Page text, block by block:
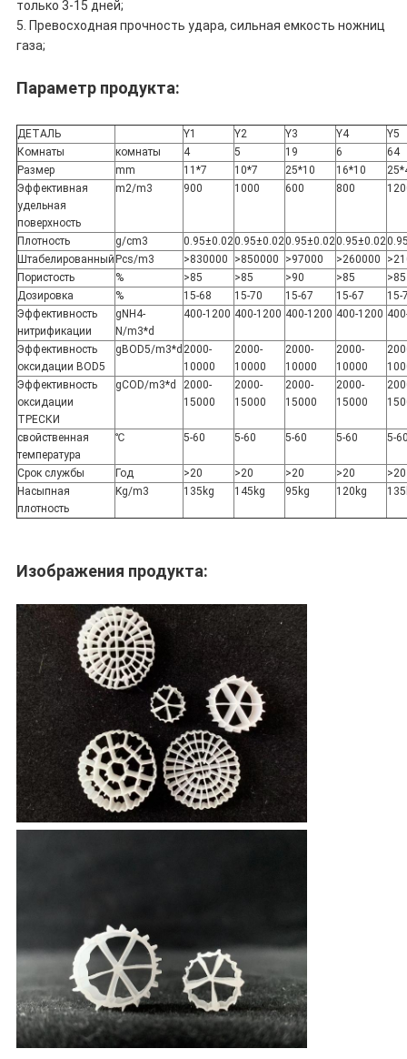
только 3-15 дней;
5. Превосходная прочность удара, сильная емкость ножниц
газа;
Параметр продукта:
ДЕТАЛЬ Y1 Y2 Y3 Y4
Y5
Комнаты
комнаты 4 5 19 6
64
Размер
mm 11*7 10*7 25*10 16*10
Эффективная
удельная
поверхность
m2/m3 900 1000 600 800
Плотность g/cm3 0.95±0.020.95±0.020.95±0.020.95±0.02
Штабелированный Pcs/m3 >830000 >850000 >97000 >260000
Пористость
% >85 >85 >90 >85
>85
Дозировка
% 15-68 15-70 15-67 15-67
15-
Эффективность
нитрификации
gNH4-
N/m3*d
400-1200 400-1200 400-1200 400-1200
Эффективность
оксидации BOD5
gBOD5/m3*d 2000-
10000
2000-
10000
2000-
10000
2000-
10000
Эффективность
оксидации
ТРЕСКИ
gCOD/m3*d
2000-
15000
2000-
15000
2000-
15000
2000-
15000
свойственная
температура
℃ 5-60 5-60 5-60 5-60 5-
Срок службы Год >20 >20 >20 >20
>20
Насыпная
плотность
Kg/m3 135kg 145kg 95kg 120kg
Изображения продукта: